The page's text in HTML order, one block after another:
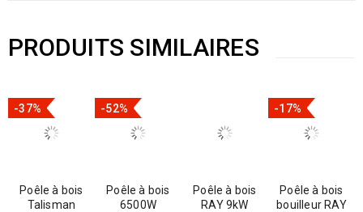
PRODUITS SIMILAIRES
-37%
Poêle à bois
Talisman
-52%
Poêle à bois
6500W
Poêle à bois
RAY 9kW
-17%
Poêle à bois
bouilleur RAY